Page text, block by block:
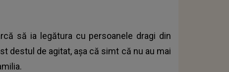
să ia legătura cu persoanele dragi din
destul de agitat, așa că simt că nu au mai